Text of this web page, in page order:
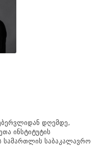
დღემდე,
ინსტიტუტის
საბაკალავრო